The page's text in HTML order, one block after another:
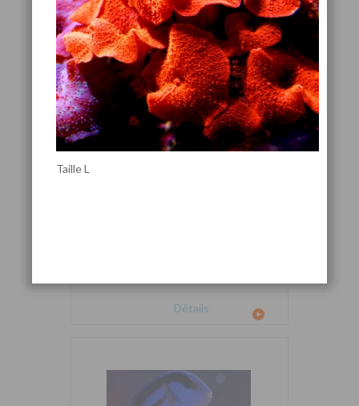
Canthigaster valentini
Détails
Détails
Taille L